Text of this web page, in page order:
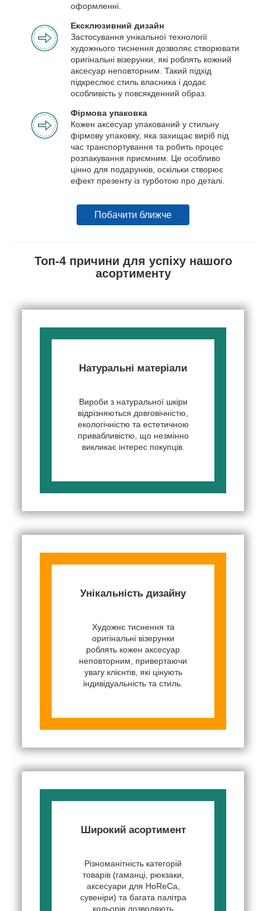
оформленні.
Ексклюзивний дизайн
Застосування унікальної технології
художнього тиснення дозволяє створювати
оригінальні візерунки, які роблять кожний
аксесуар неповторним. Такий підхід
підкреслює стиль власника і додає
особливість у повсякденний образ.
Фірмова упаковка
Кожен аксесуар упакований у стильну
фірмову упаковку, яка захищає виріб під
час транспортування та робить процес
розпакування приємним. Це особливо
цінно для подарунків, оскільки створює
ефект презенту із турботою про деталі.
Побачити ближче
Топ-4 причини для успіху нашого
асортименту
Натуральні матеріали
Вироби з натуральної шкіри
відрізняються довговічністю,
екологічністю та естетичною
привабливістю, що незмінно
викликає інтерес покупців.
Унікальність дизайну
Художнє тиснення та
оригінальні візерунки
роблять кожен аксесуар
неповторним, привертаючи
увагу клієнтів, які цінують
індивідуальність та стиль.
Широкий асортимент
Різноманітність категорій
товарів (гаманці, рюкзаки,
аксесуари для HoReCa,
сувеніри) та багата палітра
кольорів дозволяють